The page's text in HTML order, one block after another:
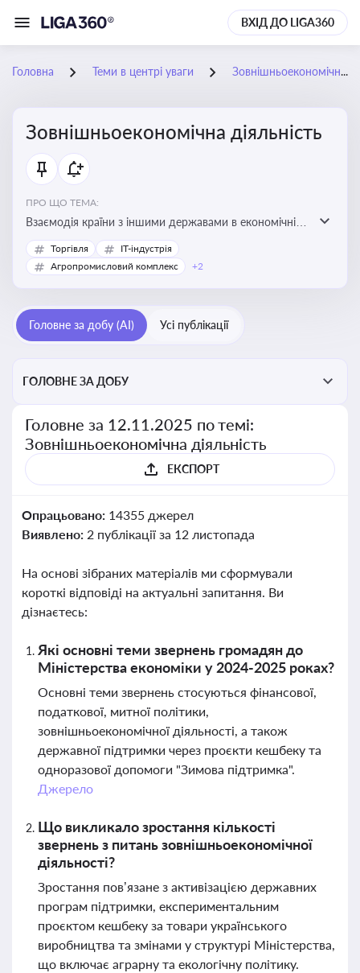
ВХІД ДО LIGA360
Головна Теми в центрі уваги Зовнішньоекономічна діяльність
Зовнішньоекономічна діяльність
ПРО ЩО ТЕМА:
Взаємодія країни з іншими державами в економічній
сфері, включаючи експорт та імпорт товарів і послуг,
міжнародні фінансові операції, інвестиції, торгівлю,
Торгівля
IT-індустрія
Агропромисловий комплекс
+2
Головне за добу (AI) Усі публікації
ГОЛОВНЕ ЗА ДОБУ
Головне за 12.11.2025 по темі:
Зовнішньоекономічна діяльність
ЕКСПОРТ
Опрацьовано: 14355 джерел
Виявлено: 2 публікації за 12 листопада
На основі зібраних матеріалів ми сформували
короткі відповіді на актуальні запитання. Ви
дізнаєтесь:
Які основні теми звернень громадян до
Міністерства економіки у 2024-2025 роках?
Основні теми звернень стосуються фінансової,
податкової, митної політики,
зовнішньоекономічної діяльності, а також
державної підтримки через проєкти кешбеку та
одноразової допомоги "Зимова підтримка".
Джерело
Що викликало зростання кількості
звернень з питань зовнішньоекономічної
діяльності?
Зростання пов’язане з активізацією державних
програм підтримки, експериментальним
проєктом кешбеку за товари українського
виробництва та змінами у структурі Міністерства,
що включає аграрну та екологічну політику.